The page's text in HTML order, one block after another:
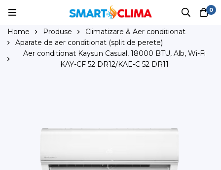
0
Home Produse
Climatizare & Aer condiționat
Aparate de aer condiționat (split de perete)
Aer conditionat Kaysun Casual, 18000 BTU, Alb, Wi-Fi
KAY-CF 52 DR12/KAE-C 52 DR11